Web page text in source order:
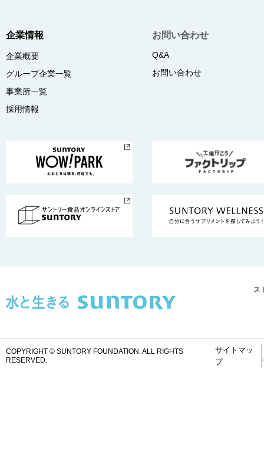
企業情報
企業概要
グループ企業一覧
事業所一覧
採用情報
お問い合わせ
Q&A
お問い合わせ
ス
COPYRIGHT © SUNTORY FOUNDATION.ALL RIGHTS
RESERVED.
サイトマッ
プ